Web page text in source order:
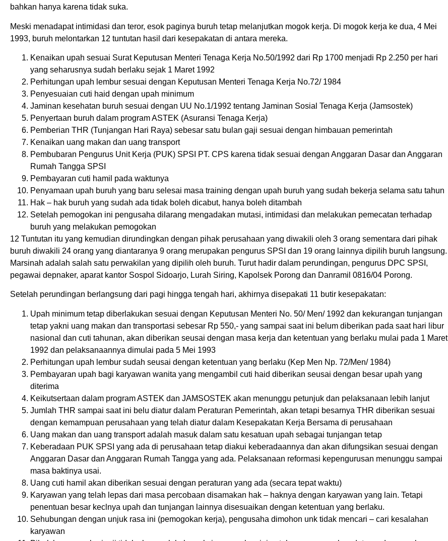
bahkan hanya karena tidak suka.
Meski menadapat intimidasi dan teror, esok paginya buruh tetap melanjutkan mogok kerja. Di mogok kerja ke dua, 4 Mei
1993, buruh melontarkan 12 tuntutan hasil dari kesepakatan di antara mereka.
Kenaikan upah sesuai Surat Keputusan Menteri Tenaga Kerja No.50/1992 dari Rp 1700 menjadi Rp 2.250 per hari
yang seharusnya sudah berlaku sejak 1 Maret 1992
Perhitungan upah lembur sesuai dengan Keputusan Menteri Tenaga Kerja No.72/ 1984
Penyesuaian cuti haid dengan upah minimum
Jaminan kesehatan buruh sesuai dengan UU No.1/1992 tentang Jaminan Sosial Tenaga Kerja (Jamsostek)
Penyertaan buruh dalam program ASTEK (Asuransi Tenaga Kerja)
Pemberian THR (Tunjangan Hari Raya) sebesar satu bulan gaji sesuai dengan himbauan pemerintah
Kenaikan uang makan dan uang transport
Pembubaran Pengurus Unit Kerja (PUK) SPSI PT. CPS karena tidak sesuai dengan Anggaran Dasar dan Anggaran
Rumah Tangga SPSI
Pembayaran cuti hamil pada waktunya
Penyamaan upah buruh yang baru selesai masa training dengan upah buruh yang sudah bekerja selama satu tahun
Hak – hak buruh yang sudah ada tidak boleh dicabut, hanya boleh ditambah
Setelah pemogokan ini pengusaha dilarang mengadakan mutasi, intimidasi dan melakukan pemecatan terhadap
buruh yang melakukan pemogokan
12 Tuntutan itu yang kemudian dirundingkan dengan pihak perusahaan yang diwakili oleh 3 orang sementara dari pihak
buruh diwakili 24 orang yang diantaranya 9 orang merupakan pengurus SPSI dan 19 orang lainnya dipilih buruh langsung.
Marsinah adalah salah satu perwakilan yang dipilih oleh buruh. Turut hadir dalam perundingan, pengurus DPC SPSI,
pegawai depnaker, aparat kantor Sospol Sidoarjo, Lurah Siring, Kapolsek Porong dan Danramil 0816/04 Porong.
Setelah perundingan berlangsung dari pagi hingga tengah hari, akhirnya disepakati 11 butir kesepakatan:
Upah minimum tetap diberlakukan sesuai dengan Keputusan Menteri No. 50/ Men/ 1992 dan kekurangan tunjangan
tetap yakni uang makan dan transportasi sebesar Rp 550,- yang sampai saat ini belum diberikan pada saat hari libur
nasional dan cuti tahunan, akan diberikan seusai dengan masa kerja dan ketentuan yang berlaku mulai pada 1 Maret
1992 dan pelaksanaannya dimulai pada 5 Mei 1993
Perhitungan upah lembur sudah seusai dengan ketentuan yang berlaku (Kep Men Np. 72/Men/ 1984)
Pembayaran upah bagi karyawan wanita yang mengambil cuti haid diberikan seusai dengan besar upah yang
diterima
Keikutsertaan dalam program ASTEK dan JAMSOSTEK akan menunggu petunjuk dan pelaksanaan lebih lanjut
Jumlah THR sampai saat ini belu diatur dalam Peraturan Pemerintah, akan tetapi besarnya THR diberikan sesuai
dengan kemampuan perusahaan yang telah diatur dalam Kesepakatan Kerja Bersama di perusahaan
Uang makan dan uang transport adalah masuk dalam satu kesatuan upah sebagai tunjangan tetap
Keberadaan PUK SPSI yang ada di perusahaan tetap diakui keberadaannya dan akan difungsikan sesuai dengan
Anggaran Dasar dan Anggaran Rumah Tangga yang ada. Pelaksanaan reformasi kepengurusan menunggu sampai
masa baktinya usai.
Uang cuti hamil akan diberikan sesuai dengan peraturan yang ada (secara tepat waktu)
Karyawan yang telah lepas dari masa percobaan disamakan hak – haknya dengan karyawan yang lain. Tetapi
penentuan besar keclnya upah dan tunjangan lainnya disesuaikan dengan ketentuan yang berlaku.
Sehubungan dengan unjuk rasa ini (pemogokan kerja), pengusaha dimohon unk tidak mencari – cari kesalahan
karyawan